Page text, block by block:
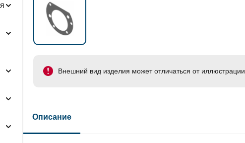
Внешний вид изделия может отличаться от иллюстрации
Описание